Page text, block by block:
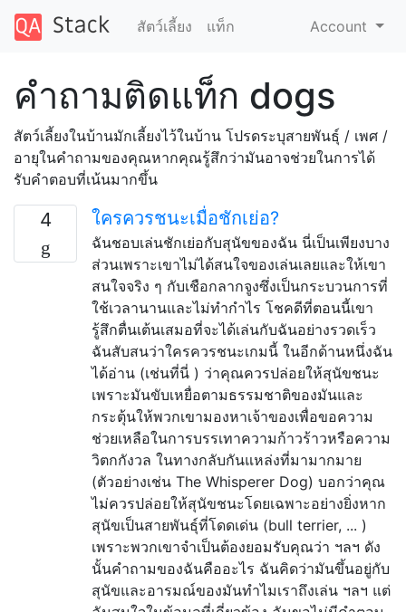
สัตว์เลี้ยง แท็ก Account
คำถามติดแท็ก dogs
สัตว์เลี้ยงในบ้านมักเลี้ยงไว้ในบ้าน โปรดระบุสายพันธุ์ / เพศ /
อายุในคำถามของคุณหากคุณรู้สึกว่ามันอาจช่วยในการได้
รับคำตอบที่เน้นมากขึ้น
4 ใครควรชนะเมื่อชักเย่อ?
ฉันชอบเล่นชักเย่อกับสุนัขของฉัน นี่เป็นเพียงบาง
ส่วนเพราะเขาไม่ได้สนใจของเล่นเลยและให้เขา
สนใจจริง ๆ กับเชือกลากจูงซึ่งเป็นกระบวนการที่
ใช้เวลานานและไม่ทำกำไร โชคดีที่ตอนนี้เขา
รู้สึกตื่นเต้นเสมอที่จะได้เล่นกับฉันอย่างรวดเร็ว
ฉันสับสนว่าใครควรชนะเกมนี้ ในอีกด้านหนึ่งฉัน
ได้อ่าน (เช่นที่นี่ ) ว่าคุณควรปล่อยให้สุนัขชนะ
เพราะมันขับเหยื่อตามธรรมชาติของมันและ
กระตุ้นให้พวกเขามองหาเจ้าของเพื่อขอความ
ช่วยเหลือในการบรรเทาความก้าวร้าวหรือความ
วิตกกังวล ในทางกลับกันแหล่งที่มามากมาย
(ตัวอย่างเช่น The Whisperer Dog) บอกว่าคุณ
ไม่ควรปล่อยให้สุนัขชนะโดยเฉพาะอย่างยิ่งหาก
สุนัขเป็นสายพันธุ์ที่โดดเด่น (bull terrier, ... )
เพราะพวกเขาจำเป็นต้องยอมรับคุณว่า ฯลฯ ดัง
นั้นคำถามของฉันคืออะไร ฉันคิดว่ามันขึ้นอยู่กับ
สุนัขและอารมณ์ของมันทำไมเราถึงเล่น ฯลฯ แต่